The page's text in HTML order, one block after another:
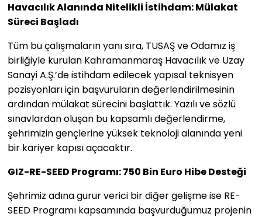
Havacılık Alanında Nitelikli İstihdam: Mülakat
Süreci Başladı
Tüm bu çalışmaların yanı sıra, TUSAŞ ve Odamız iş
birliğiyle kurulan Kahramanmaraş Havacılık ve Uzay
Sanayi A.Ş.’de istihdam edilecek yapısal teknisyen
pozisyonları için başvuruların değerlendirilmesinin
ardından mülakat sürecini başlattık. Yazılı ve sözlü
sınavlardan oluşan bu kapsamlı değerlendirme,
şehrimizin gençlerine yüksek teknoloji alanında yeni
bir kariyer kapısı açacaktır.
GIZ-RE-SEED Programı: 750 Bin Euro Hibe Desteği
Şehrimiz adına gurur verici bir diğer gelişme ise RE-
SEED Programı kapsamında başvurduğumuz projenin